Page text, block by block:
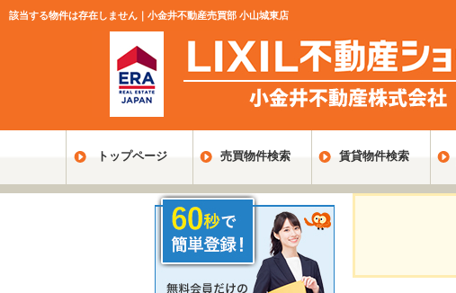
該当する物件は存在しません｜小金井不動産売買部 小山城東店
トップページ 売買物件検索 賃貸物件検索